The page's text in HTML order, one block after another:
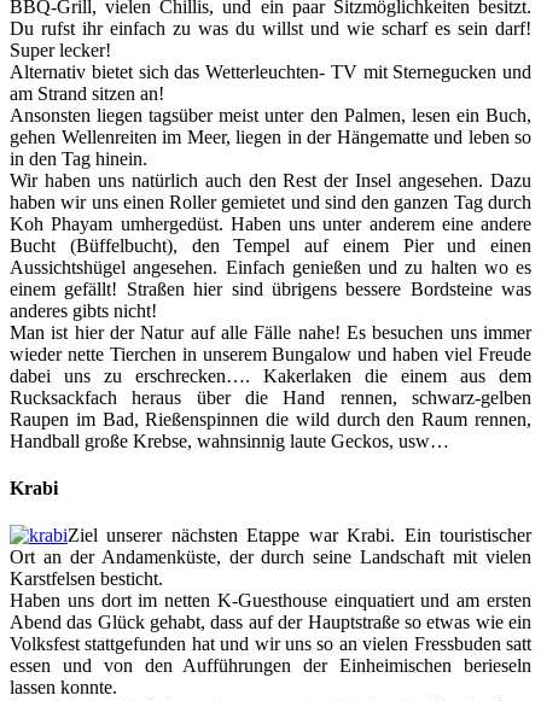
BBQ-Grill, vielen Chillis, und ein paar Sitzmöglichkeiten besitzt.
Du rufst ihr einfach zu was du willst und wie scharf es sein darf!
Super lecker!
Alternativ bietet sich das Wetterleuchten- TV mit Sternegucken und
am Strand sitzen an!
Ansonsten liegen tagsüber meist unter den Palmen, lesen ein Buch,
gehen Wellenreiten im Meer, liegen in der Hängematte und leben so
in den Tag hinein.
Wir haben uns natürlich auch den Rest der Insel angesehen. Dazu
haben wir uns einen Roller gemietet und sind den ganzen Tag durch
Koh Phayam umhergedüst. Haben uns unter anderem eine andere
Bucht (Büffelbucht), den Tempel auf einem Pier und einen
Aussichtshügel angesehen. Einfach genießen und zu halten wo es
einem gefällt! Straßen hier sind übrigens bessere Bordsteine was
anderes gibts nicht!
Man ist hier der Natur auf alle Fälle nahe! Es besuchen uns immer
wieder nette Tierchen in unserem Bungalow und haben viel Freude
dabei uns zu erschrecken…. Kakerlaken die einem aus dem
Rucksackfach heraus über die Hand rennen, schwarz-gelben
Raupen im Bad, Rießenspinnen die wild durch den Raum rennen,
Handball große Krebse, wahnsinnig laute Geckos, usw…
Krabi
Ziel unserer nächsten Etappe war Krabi. Ein touristischer
Ort an der Andamenküste, der durch seine Landschaft mit vielen
Karstfelsen besticht.
Haben uns dort im netten K-Guesthouse einquatiert und am ersten
Abend das Glück gehabt, dass auf der Hauptstraße so etwas wie ein
Volksfest stattgefunden hat und wir uns so an vielen Fressbuden satt
essen und von den Aufführungen der Einheimischen berieseln
lassen konnte.